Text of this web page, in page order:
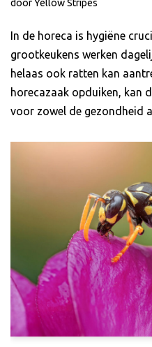
doorYellow Stripes
In de horeca is hygiëne
grootkeukens werken
helaas ook ratten kan
horecazaak opduiken, kan
voor zowel de gezondheid